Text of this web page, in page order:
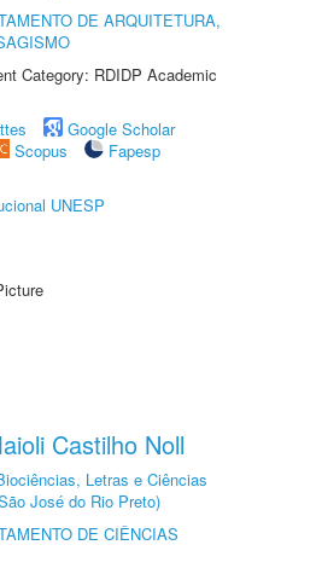
DE ARQUITETURA,
Category: RDIDP Academic
Google Scholar
Scopus
Fapesp
UNESP
Castilho Noll
Letras e Ciências
José do Rio Preto)
DE CIÊNCIAS